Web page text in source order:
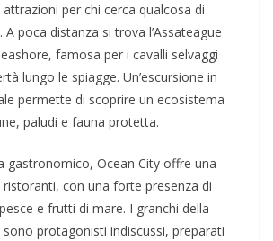
per chi cerca qualcosa di
A poca distanza si trova l’Assateague
famosa per i cavalli selvaggi
lungo le spiagge. Un’escursione in
permette di scoprire un ecosistema
paludi e fauna protetta.
gastronomico, Ocean City offre una
ristoranti, con una forte presenza di
e frutti di mare. I granchi della
sono protagonisti indiscussi, preparati